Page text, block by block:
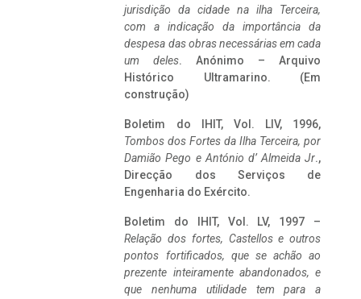
jurisdição da cidade na ilha Terceira,
com a indicação da importância da
despesa das obras necessárias em cada
um deles. Anónimo – Arquivo
Histórico Ultramarino. (Em
construção)
Boletim do IHIT, Vol. LIV, 1996,
Tombos dos Fortes da Ilha Terceira, por
Damião Pego e António d’ Almeida Jr.,
Direcção dos Serviços de
Engenharia do Exército.
Boletim do IHIT, Vol. LV, 1997 –
Relação dos fortes, Castellos e outros
pontos fortificados, que se achão ao
prezente inteiramente abandonados, e
que nenhuma utilidade tem para a